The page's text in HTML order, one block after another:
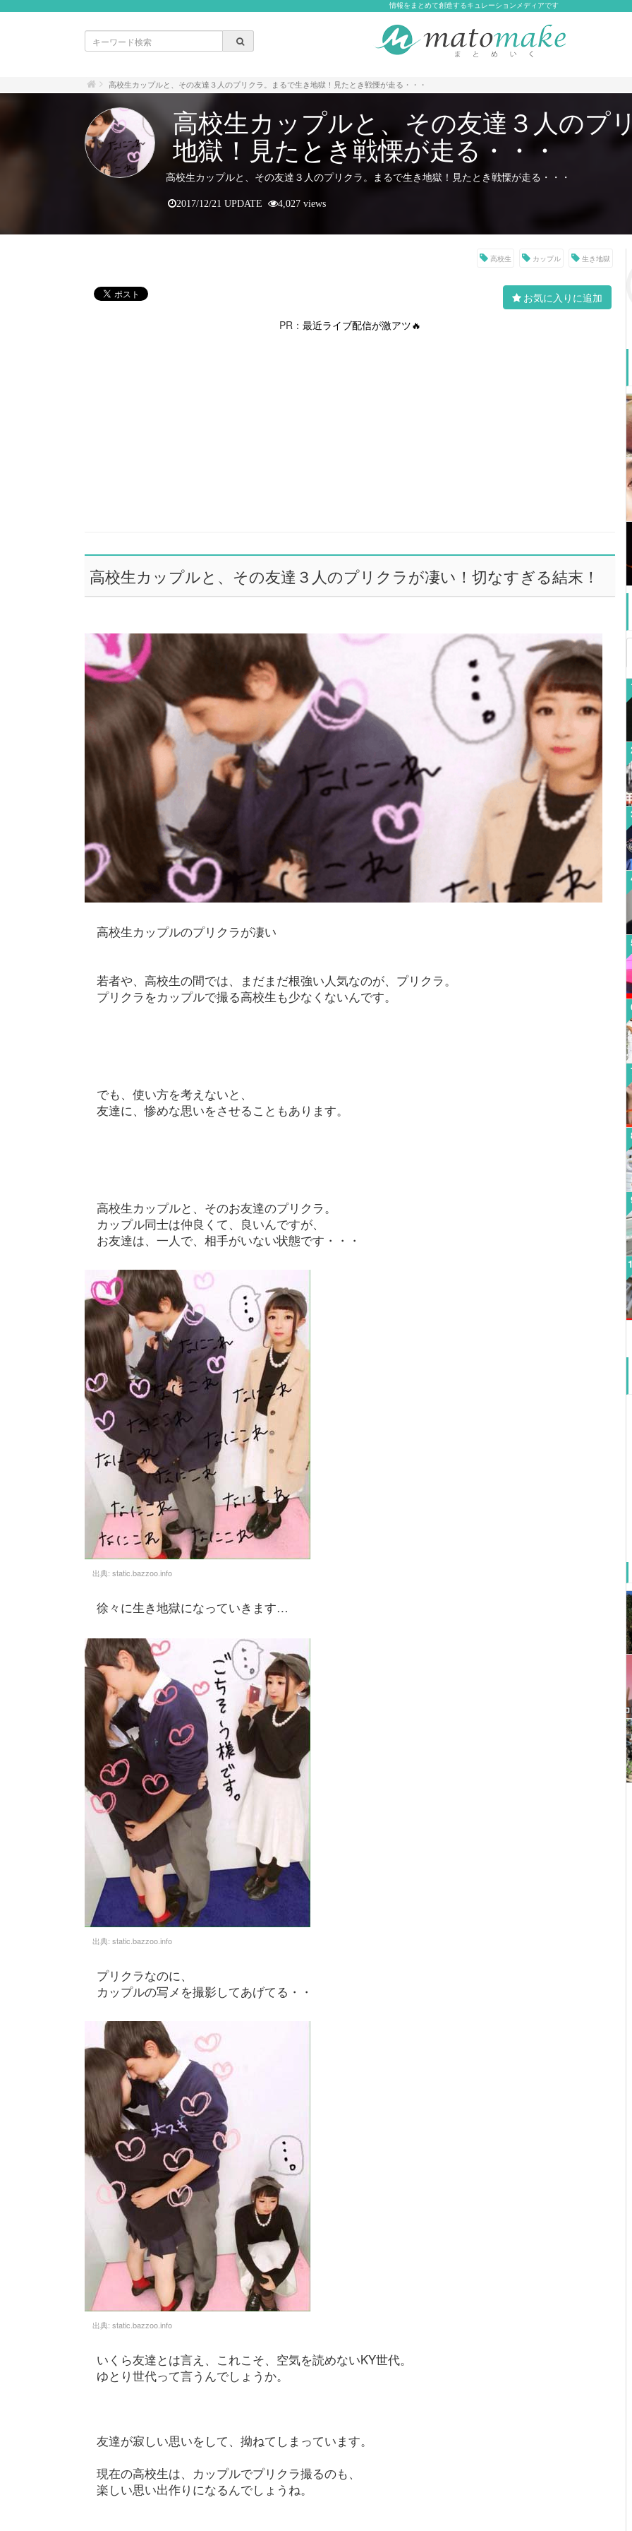
情報をまとめて創造するキュレーションメディアです
高校生カップルと、その友達３人のプリクラ。まるで生き地獄！見たとき戦慄が走る・・・
高校生カップルと、その友達３人のプ
地獄！見たとき戦慄が走る・・・
高校生カップルと、その友達３人のプリクラ。まるで生き地獄！見たとき戦慄が走る・・・
2017/12/21 UPDATE 4,027 views
高校生 カップル 生き地獄
お気に入りに追加
PR： 最近ライブ配信が激アツ🔥
高校生カップルと、その友達３人のプリクラが凄い！切なすぎる結末！
高校生カップルのプリクラが凄い
若者や、高校生の間では、まだまだ根強い人気なのが、プリクラ。
プリクラをカップルで撮る高校生も少なくないんです。
でも、使い方を考えないと、
友達に、惨めな思いをさせることもあります。
高校生カップルと、そのお友達のプリクラ。
カップル同士は仲良くて、良いんですが、
お友達は、一人で、相手がいない状態です・・・
出典: static.bazzoo.info
徐々に生き地獄になっていきます…
出典: static.bazzoo.info
プリクラなのに、
カップルの写メを撮影してあげてる・・
出典: static.bazzoo.info
いくら友達とは言え、これこそ、空気を読めないKY世代。
ゆとり世代って言うんでしょうか。
友達が寂しい思いをして、拗ねてしまっています。
現在の高校生は、カップルでプリクラ撮るのも、
楽しい思い出作りになるんでしょうね。